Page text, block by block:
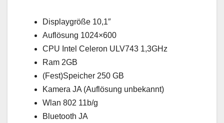
Displaygröße 10,1″
Auflösung 1024×600
CPU Intel Celeron ULV743 1,3GHz
Ram 2GB
(Fest)Speicher 250 GB
Kamera JA (Auflösung unbekannt)
Wlan 802 11b/g
Bluetooth JA